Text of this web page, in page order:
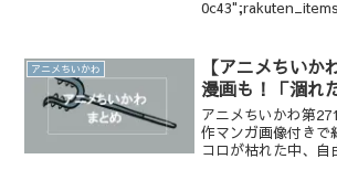
アニメちいかわ
【アニメちい
漫画も！「涸れ
アニメちいかわ第
作マンガ画像付きで
コロが枯れた中、自